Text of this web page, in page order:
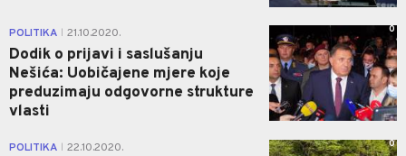
POLITIKA 21.10.2020.
Dodik o prijavi i saslušanju
Nešića: Uobičajene mjere koje
preduzimaju odgovorne strukture
vlasti
0
POLITIKA 22.10.2020. 0